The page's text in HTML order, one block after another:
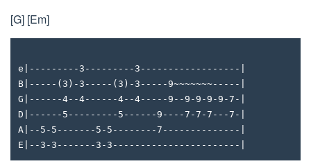
[G] [Em]
e|---------3---------3------------------|
B|-----(3)-3-----(3)-3-----9~~~~~~~-----|
G|------4--4------4--4-----9--9-9-9-9-7-|
D|------5---------5------9----7-7-7---7-|
A|--5-5-------5-5--------7--------------|
E|--3-3-------3-3-----------------------|